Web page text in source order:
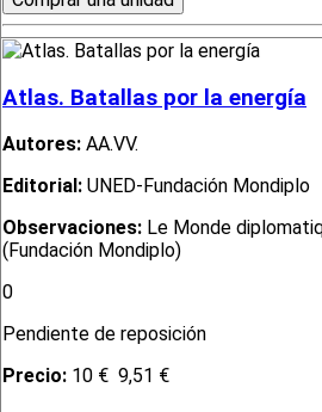
Atlas. Batallas por la energía
Autores: AA.VV.
Editorial: UNED-Fundación Mondiplo
Observaciones: Le Monde
(Fundación Mondiplo)
0
Pendiente de reposición
Precio: 10 € 9,51 €